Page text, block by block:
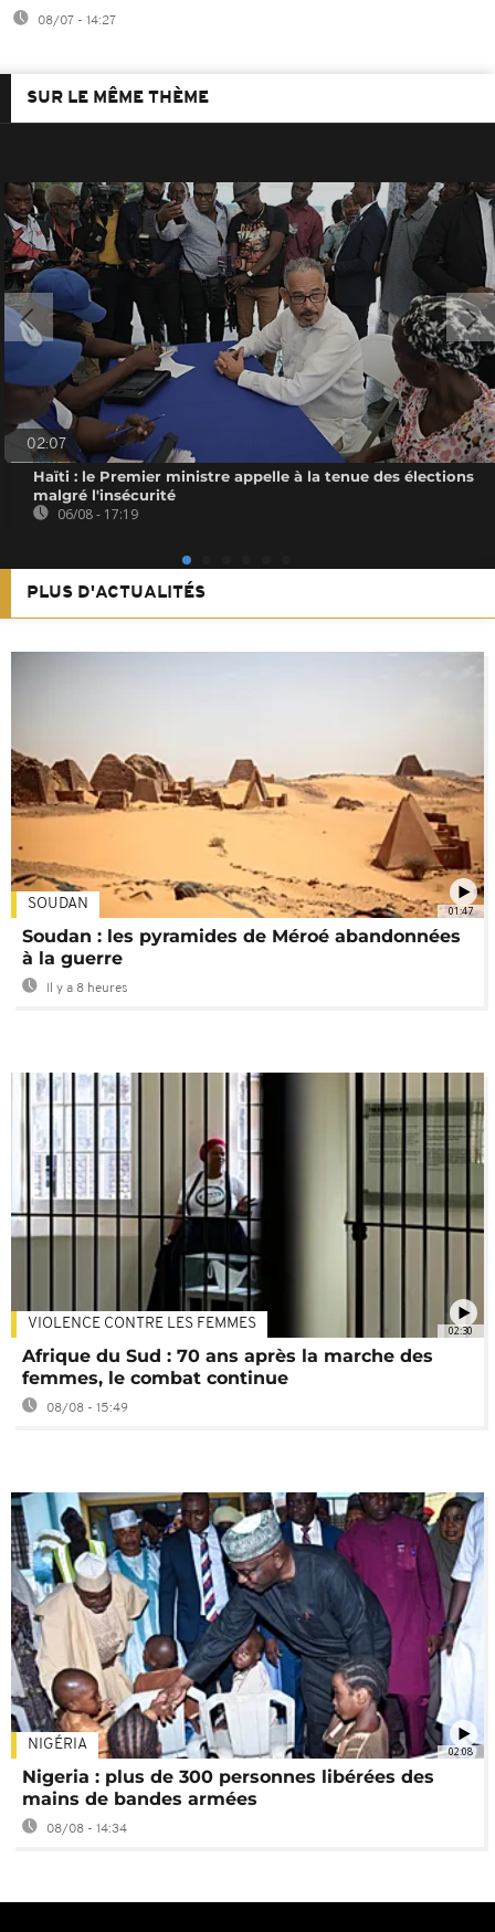
08/07 - 14:27
SUR LE MÊME THÈME
02:07
Haïti : le Premier ministre appelle à la tenue des élections
malgré l'insécurité
06/08 - 17:19
PLUS D'ACTUALITÉS
01:47
SOUDAN
Soudan : les pyramides de Méroé abandonnées
à la guerre
Il y a 8 heures
02:30
VIOLENCE CONTRE LES FEMMES
Afrique du Sud : 70 ans après la marche des
femmes, le combat continue
08/08 - 15:49
02:08
NIGÉRIA
Nigeria : plus de 300 personnes libérées des
mains de bandes armées
08/08 - 14:34